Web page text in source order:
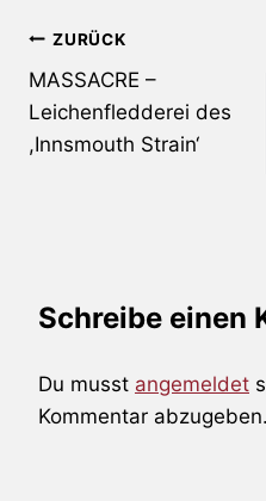
ZURÜCK
MASSACRE –
Leichenfledderei des
,Innsmouth Strain‘
Schreibe einen
Du musst angemeldet
Kommentar abzugeben.